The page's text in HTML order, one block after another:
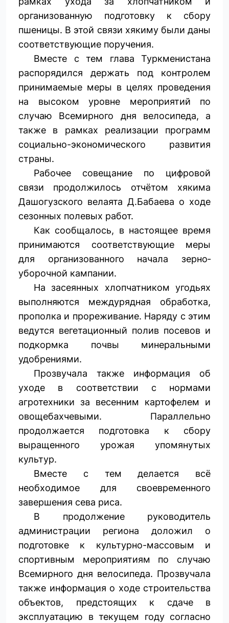
организованную подготовку к сбору
пшеницы. В этой связи хякиму были даны
соответствующие поручения.
Вместе с тем глава Туркменистана
распорядился держать под контролем
принимаемые меры в целях проведения
на высоком уровне мероприятий по
случаю Всемирного дня велосипеда, а
также в рамках реализации программ
социально-экономического развития
страны.
Рабочее совещание по цифровой
связи продолжилось отчётом хякима
Дашогузского велаята Д.Бабаева о ходе
сезонных полевых работ.
Как сообщалось, в настоящее время
принимаются соответствующие меры
для организованного начала зерно­
уборочной кампании.
На засеянных хлопчатником угодьях
выполняются междурядная обработка,
прополка и прореживание. Наряду с этим
ведутся вегетационный полив посевов и
подкормка почвы минеральными
удобрениями.
Прозвучала также информация об
уходе в соответствии с нормами
агротехники за весенним картофелем и
овощебахчевыми. Параллельно
продолжается подготовка к сбору
выращенного урожая упомянутых
культур.
Вместе с тем делается всё
необходимое для своевременного
завершения сева риса.
В продолжение руководитель
администрации региона доложил о
подготовке к культурно-массовым и
спортивным мероприятиям по случаю
Всемирного дня велосипеда. Прозвучала
также информация о ходе строительства
объектов, предстоящих к сдаче в
эксплуатацию в текущем году согласно